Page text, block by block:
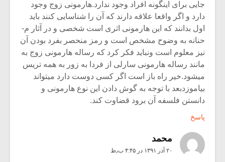
جایی برای اینگونه افراد وجود ندارد.هارمونی زوج وجود
دارد و اگر واقعا علاقه دارند که آن را شناسایی کنند باید
اول بدانند که این هارمونی اثری است شخصی و در آثار م-
حنانه به وضوح مشخص است و رمز منحصر بفرد بودن آن
نیز معلوم است ونباید فکر کرد که رساله هارمونی زوج به
مانند رساله هارمونی سارلی از فردا به زور به همه تریس
میشود.خیر راه باز است اگر کسی دوست دارد میتواند
بیاموزدبعد با توجه به گوش دادن این نوع هارمونی و
دانستن فلسفه آن برود قضاوت کند.
پاسخ
محمد
۲۰ آذر ۱۳۹۱ در ۴:۴۵ ب٫ظ